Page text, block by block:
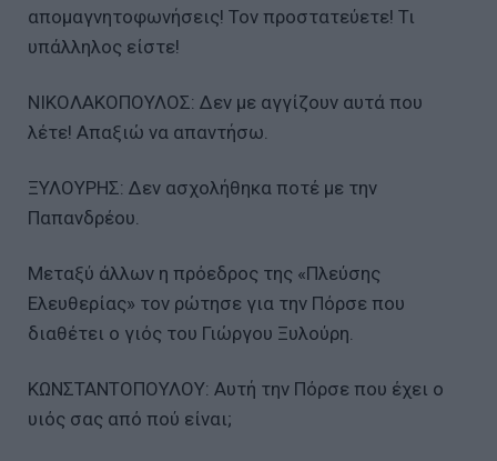
απομαγνητοφωνήσεις! Τον προστατεύετε! Τι
υπάλληλος είστε!
ΝΙΚΟΛΑΚΟΠΟΥΛΟΣ: Δεν με αγγίζουν αυτά που
λέτε! Απαξιώ να απαντήσω.
ΞΥΛΟΥΡΗΣ: Δεν ασχολήθηκα ποτέ με την
Παπανδρέου.
Μεταξύ άλλων η πρόεδρος της «Πλεύσης
Ελευθερίας» τον ρώτησε για την Πόρσε που
διαθέτει ο γιός του Γιώργου Ξυλούρη.
ΚΩΝΣΤΑΝΤΟΠΟΥΛΟΥ: Αυτή την Πόρσε που έχει ο
υιός σας από πού είναι;